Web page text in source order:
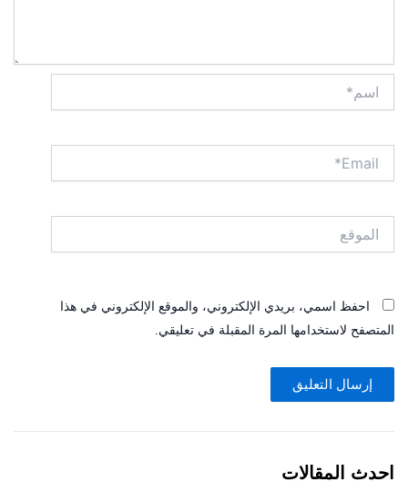
احفظ اسمي، بريدي الإلكتروني، والموقع الإلكتروني في هذا
المتصفح لاستخدامها المرة المقبلة في تعليقي.
احدث المقالات